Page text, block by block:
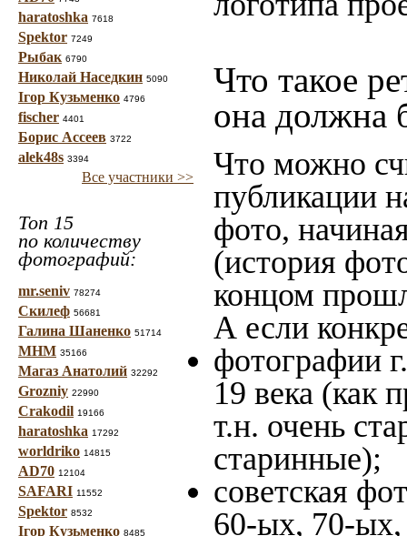
haratoshka 7618
Spektor 7249
Рыбак 6790
Николай Наседкин 5090
Ігор Кузьменко 4796
fischer 4401
Борис Ассеев 3722
alek48s 3394
Все участники >>
Топ 15
по количеству
фотографий:
mr.seniv 78274
Скилеф 56681
Галина Шаненко 51714
МНМ 35166
Магаз Анатолий 32292
Grozniy 22990
Crakodil 19166
haratoshka 17292
worldriko 14815
AD70 12104
SAFARI 11552
Spektor 8532
Ігор Кузьменко 8485
Что такое
она должна
Что можно
публикации
фото,
(история
концом
А если
фотографии
19 века (как
т.н. очень
старинные);
советская
60-ых, 70-ых,